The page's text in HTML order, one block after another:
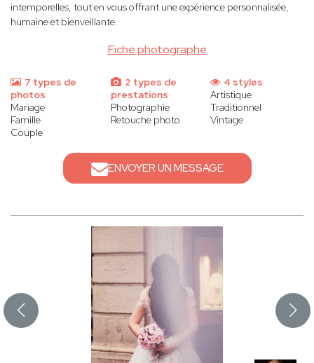
Fiche photographe
intemporelles, tout en vous offrant une expérience personnalisée,
humaine et bienveillante.
7 types de
photos
Mariage
Famille
Couple
2 types de
prestations
Photographie
Retouche photo
4 styles
Artistique
Traditionnel
Vintage
ENVOYER UN MESSAGE